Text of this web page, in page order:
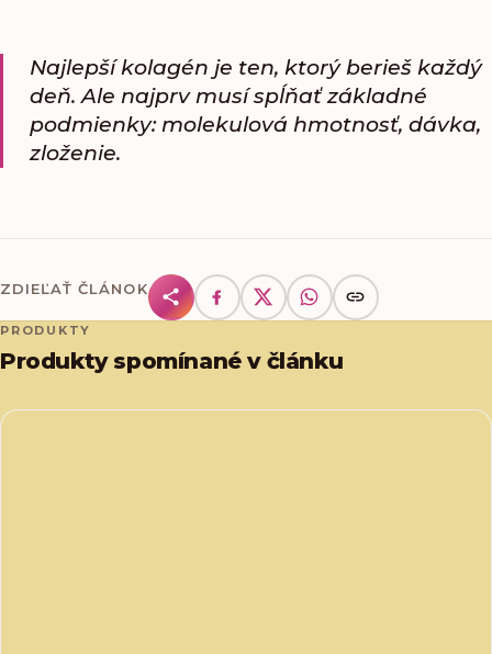
Najlepší kolagén je ten, ktorý berieš každý
deň. Ale najprv musí spĺňať základné
podmienky: molekulová hmotnosť, dávka,
zloženie.
ZDIEĽAŤ ČLÁNOK
PRODUKTY
Produkty spomínané v článku